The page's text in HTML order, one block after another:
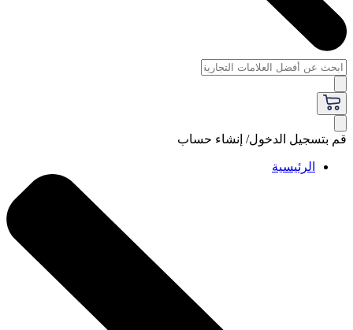
قم بتسجيل الدخول/ إنشاء حساب
الرئيسية